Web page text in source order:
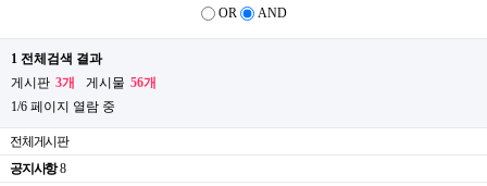
OR AND
1 전체검색 결과
게시판 3개 게시물 56개
1/6 페이지 열람 중
전체게시판
공지사항 8